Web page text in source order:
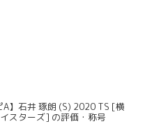
A】石井 琢朗 (S) 2020 TS [横
スターズ] の評価・称号